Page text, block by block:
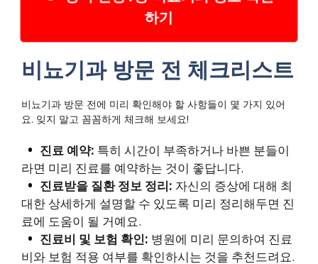
하기
비뇨기과 방문 전 체크리스트
비뇨기과 방문 전에 미리 확인해야 할 사항들이 몇 가지 있어
요. 잊지 말고 꼼꼼하게 체크해 보세요!
진료 예약: 특히 시간이 부족하거나 바쁜 분들이
라면 미리 진료를 예약하는 것이 좋답니다.
진료받을 질환 정보 정리: 자신의 증상에 대해 최
대한 상세하게 설명할 수 있도록 미리 정리해두면 진
료에 도움이 될 거예요.
진료비 및 보험 확인: 병원에 미리 문의하여 진료
비와 보험 적용 여부를 확인하시는 것을 추천드려요.